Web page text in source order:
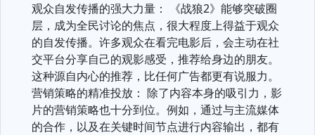
观众自发传播的强大力量： 《战狼2》能够突破圈
层，成为全民讨论的焦点，很大程度上得益于观众
的自发传播。许多观众在看完电影后，会主动在社
交平台分享自己的观影感受，推荐给身边的朋友。
这种源自内心的推荐，比任何广告都更有说服力。
营销策略的精准投放： 除了内容本身的吸引力，影
片的营销策略也十分到位。例如，通过与主流媒体
的合作，以及在关键时间节点进行内容输出，都有